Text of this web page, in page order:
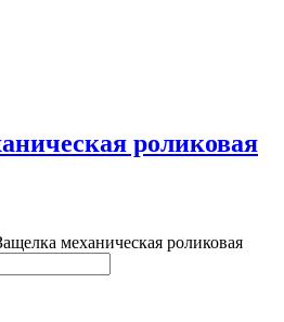
роликовая
механическая роликовая